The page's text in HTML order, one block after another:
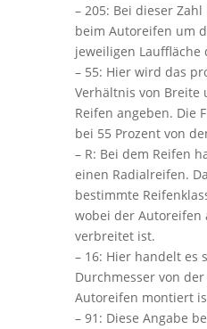
– 205: Bei dieser
beim Autoreifen um
jeweiligen Lauffläche
– 55: Hier wird das
Verhältnis von Breite
Reifen angeben. Die
bei 55 Prozent von
– R: Bei dem Reifen
einen Radialreifen.
bestimmte
wobei der Autoreifen
verbreitet ist.
– 16: Hier handelt es
Durchmesser von
Autoreifen montiert
– 91: Diese Angabe